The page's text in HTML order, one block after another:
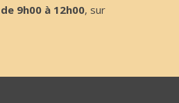
9h00 à 12h00, sur